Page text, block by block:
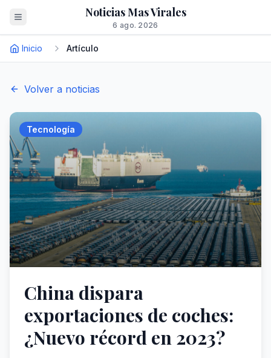
Noticias Mas Virales
6 ago. 2026
Inicio Artículo
Volver a noticias
Tecnología
China dispara
exportaciones de coches:
¿Nuevo récord en 2023?